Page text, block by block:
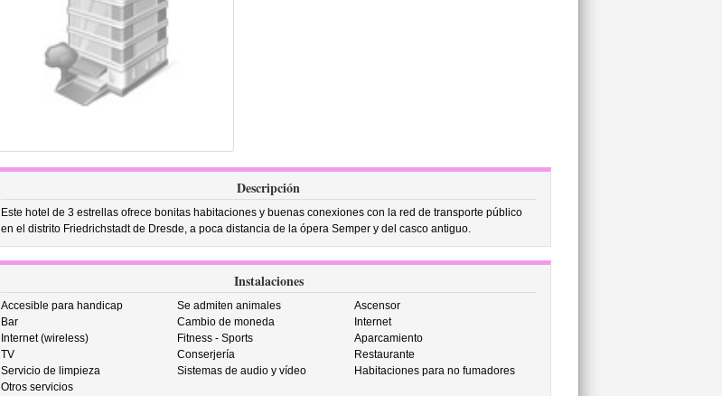
Descripción
Este hotel de 3 estrellas ofrece bonitas habitaciones y buenas conexiones con la red de transporte público
en el distrito Friedrichstadt de Dresde, a poca distancia de la ópera Semper y del casco antiguo.
Instalaciones
Accesible para handicap Se admiten animales
Ascensor
Bar
Cambio de moneda
Internet
Internet (wireless)
Fitness - Sports
Aparcamiento
TV
Conserjería
Restaurante
Servicio de limpieza
Sistemas de audio y vídeo
Habitaciones para no fumadores
Otros servicios